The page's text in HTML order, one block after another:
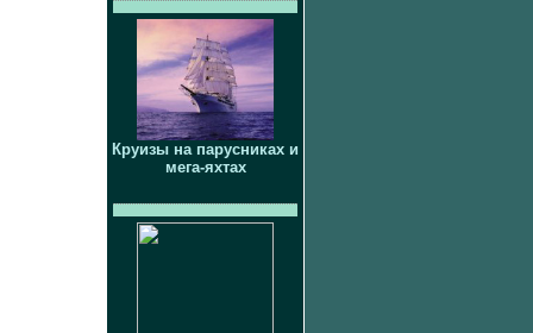
Круизы на парусниках и
мега-яхтах